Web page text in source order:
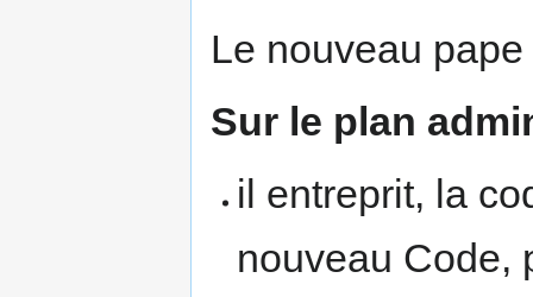
Le nouveau
Sur le plan
il entreprit, la
nouveau Code,